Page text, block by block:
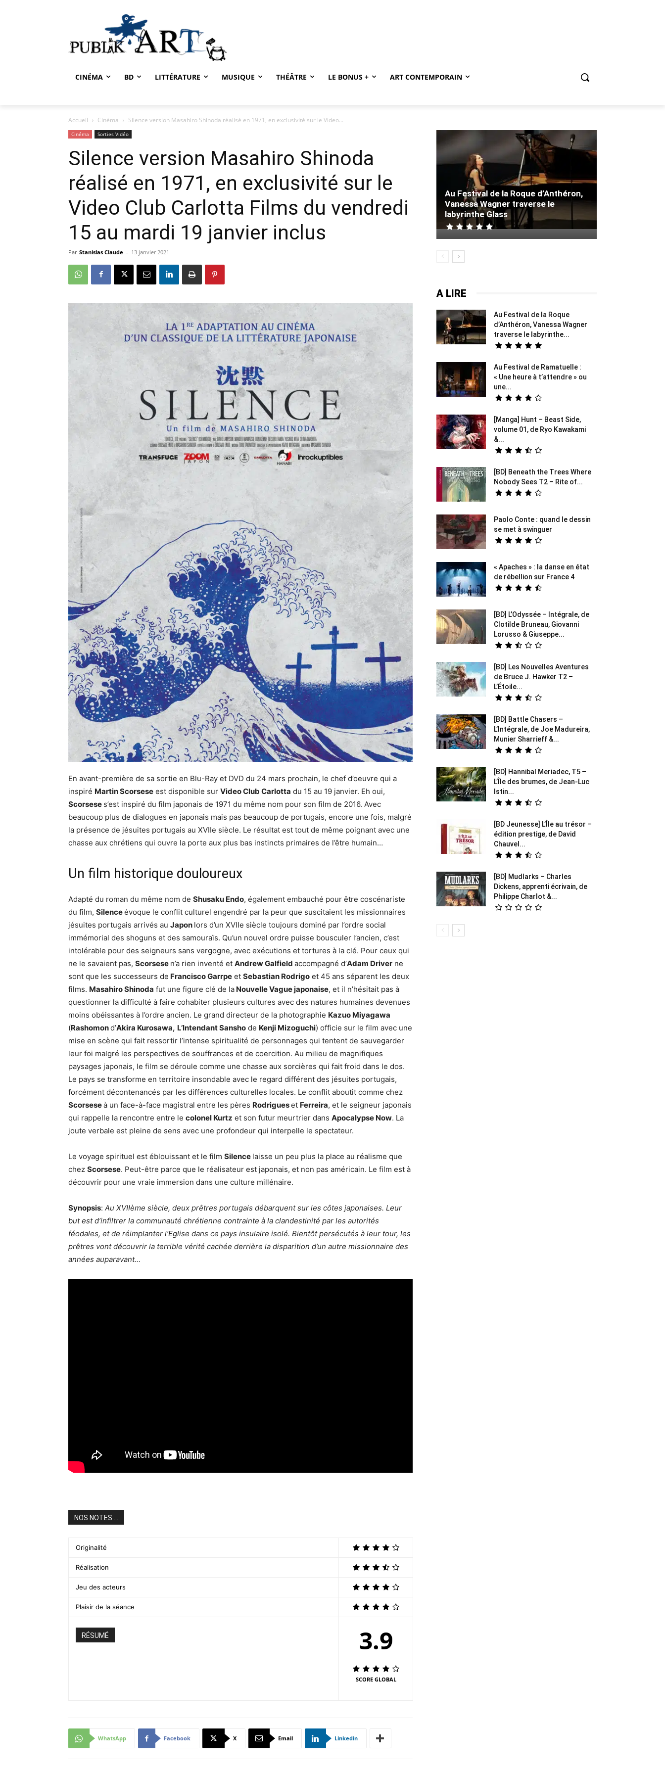
CINÉMA BD LITTÉRATURE MUSIQUE THÉÂTRE LE BONUS + ART CONTEMPORAIN
Accueil Cinéma Silence version Masahiro Shinoda réalisé en 1971, en exclusivité sur le Video...
Cinéma Sorties Vidéo
Silence version Masahiro Shinoda
réalisé en 1971, en exclusivité sur le
Video Club Carlotta Films du vendredi
15 au mardi 19 janvier inclus
Par Stanislas Claude - 13 janvier 2021
En avant-première de sa sortie en Blu-Ray et DVD du 24 mars prochain, le chef d’oeuvre qui a
inspiré Martin Scorsese est disponible sur Video Club Carlotta du 15 au 19 janvier. Eh oui,
Scorsese s’est inspiré du film japonais de 1971 du même nom pour son film de 2016. Avec
beaucoup plus de dialogues en japonais mais pas beaucoup de portugais, encore une fois, malgré
la présence de jésuites portugais au XVIIe siècle. Le résultat est tout de même poignant avec une
chasse aux chrétiens qui ouvre la porte aux plus bas instincts primaires de l’être humain…
Un film historique douloureux
Adapté du roman du même nom de Shusaku Endo, également embauché pour être coscénariste
du film, Silenceévoque le conflit culturel engendré par la peur que suscitaient les missionnaires
jésuites portugais arrivés au Japon lors d’un XVIIe siècle toujours dominé par l’ordre social
immémorial des shoguns et des samouraïs. Qu’un nouvel ordre puisse bousculer l’ancien, c’est
intolérable pour des seigneurs sans vergogne, avec exécutions et tortures à la clé. Pour ceux qui
ne le savaient pas, Scorsese n’a rien inventé et Andrew Galfield accompagné d’Adam Driver ne
sont que les successeurs de Francisco Garrpe et Sebastian Rodrigo et 45 ans séparent les deux
films. Masahiro Shinoda fut une figure clé de la Nouvelle Vague japonaise, et il n’hésitait pas à
questionner la difficulté à faire cohabiter plusieurs cultures avec des natures humaines devenues
moins obéissantes à l’ordre ancien. Le grand directeur de la photographie Kazuo Miyagawa
(Rashomond’Akira Kurosawa, L’Intendant Sansho de Kenji Mizoguchi) officie sur le film avec une
mise en scène qui fait ressortir l’intense spiritualité de personnages qui tentent de sauvegarder
leur foi malgré les perspectives de souffrances et de coercition. Au milieu de magnifiques
paysages japonais, le film se déroule comme une chasse aux sorcières qui fait froid dans le dos.
Le pays se transforme en territoire insondable avec le regard différent des jésuites portugais,
forcément décontenancés par les différences culturelles locales. Le conflit aboutit comme chez
Scorseseà un face-à-face magistral entre les pères Rodrigueset Ferreira, et le seigneur japonais
qui rappelle la rencontre entre le colonel Kurtz et son futur meurtrier dans Apocalypse Now. La
joute verbale est pleine de sens avec une profondeur qui interpelle le spectateur.
Le voyage spirituel est éblouissant et le film Silence laisse un peu plus la place au réalisme que
chez Scorsese. Peut-être parce que le réalisateur est japonais, et non pas américain. Le film est à
découvrir pour une vraie immersion dans une culture millénaire.
Synopsis: Au XVIIème siècle, deux prêtres portugais débarquent sur les côtes japonaises. Leur
but est d’infiltrer la communauté chrétienne contrainte à la clandestinité par les autorités
féodales, et de réimplanter l’Eglise dans ce pays insulaire isolé. Bientôt persécutés à leur tour, les
prêtres vont découvrir la terrible vérité cachée derrière la disparition d’un autre missionnaire des
années auparavant…
NOS NOTES ...
Originalité
Réalisation
Jeu des acteurs
Plaisir de la séance
RÉSUMÉ 3.9
SCORE GLOBAL
WhatsApp Facebook X Email Linkedin
Au Festival de la Roque d’Anthéron,
Vanessa Wagner traverse le
labyrinthe Glass
A LIRE
Au Festival de la Roque
d’Anthéron, Vanessa Wagner
traverse le labyrinthe...
Au Festival de Ramatuelle :
« Une heure à t’attendre » ou
une...
[Manga] Hunt – Beast Side,
volume 01, de Ryo Kawakami
&...
[BD] Beneath the Trees Where
Nobody Sees T2 – Rite of...
Paolo Conte : quand le dessin
se met à swinguer
« Apaches » : la danse en état
de rébellion sur France 4
[BD] L’Odyssée – Intégrale, de
Clotilde Bruneau, Giovanni
Lorusso & Giuseppe...
[BD] Les Nouvelles Aventures
de Bruce J. Hawker T2 –
L’Étoile...
[BD] Battle Chasers –
L’Intégrale, de Joe Madureira,
Munier Sharrieff &...
[BD] Hannibal Meriadec, T5 –
L’Île des brumes, de Jean-Luc
Istin...
[BD Jeunesse] L’Île au trésor –
édition prestige, de David
Chauvel...
[BD] Mudlarks – Charles
Dickens, apprenti écrivain, de
Philippe Charlot &...